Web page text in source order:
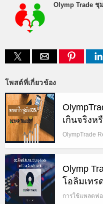
Olymp Trade ชุ
โพสต์ที่เกี่ยวข้อง
เกินจริงห
OlympTrade
Olymp
โอลิมเทร
การใช้แพลตฟ